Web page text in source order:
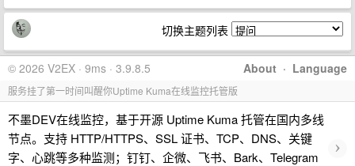
切换主题列表
About · Language
© 2026 V2EX · 9ms · 3.9.8.5
服务挂了第一时间叫醒你Uptime Kuma在线监控托管版
不墨DEV在线监控，基于开源 Uptime Kuma 托管在国内多线
节点。支持 HTTP/HTTPS、SSL 证书、TCP、DNS、关键
字、心跳等多种监测；钉钉、企微、飞书、Bark、Telegram
›